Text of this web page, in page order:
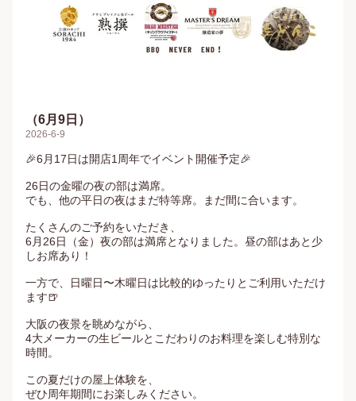
（6月9日）
2026-6-9
🎉6月17日は開店1周年でイベント開催予定🎉
26日の金曜の夜の部は満席。
でも、他の平日の夜はまだ特等席。まだ間に合います。
たくさんのご予約をいただき、
6月26日（金）夜の部は満席となりました。昼の部はあと少
しお席あり！
一方で、日曜日〜木曜日は比較的ゆったりとご利用いただけ
ます🍺
大阪の夜景を眺めながら、
4大メーカーの生ビールとこだわりのお料理を楽しむ特別な
時間。
この夏だけの屋上体験を、
ぜひ周年期間にお楽しみください。